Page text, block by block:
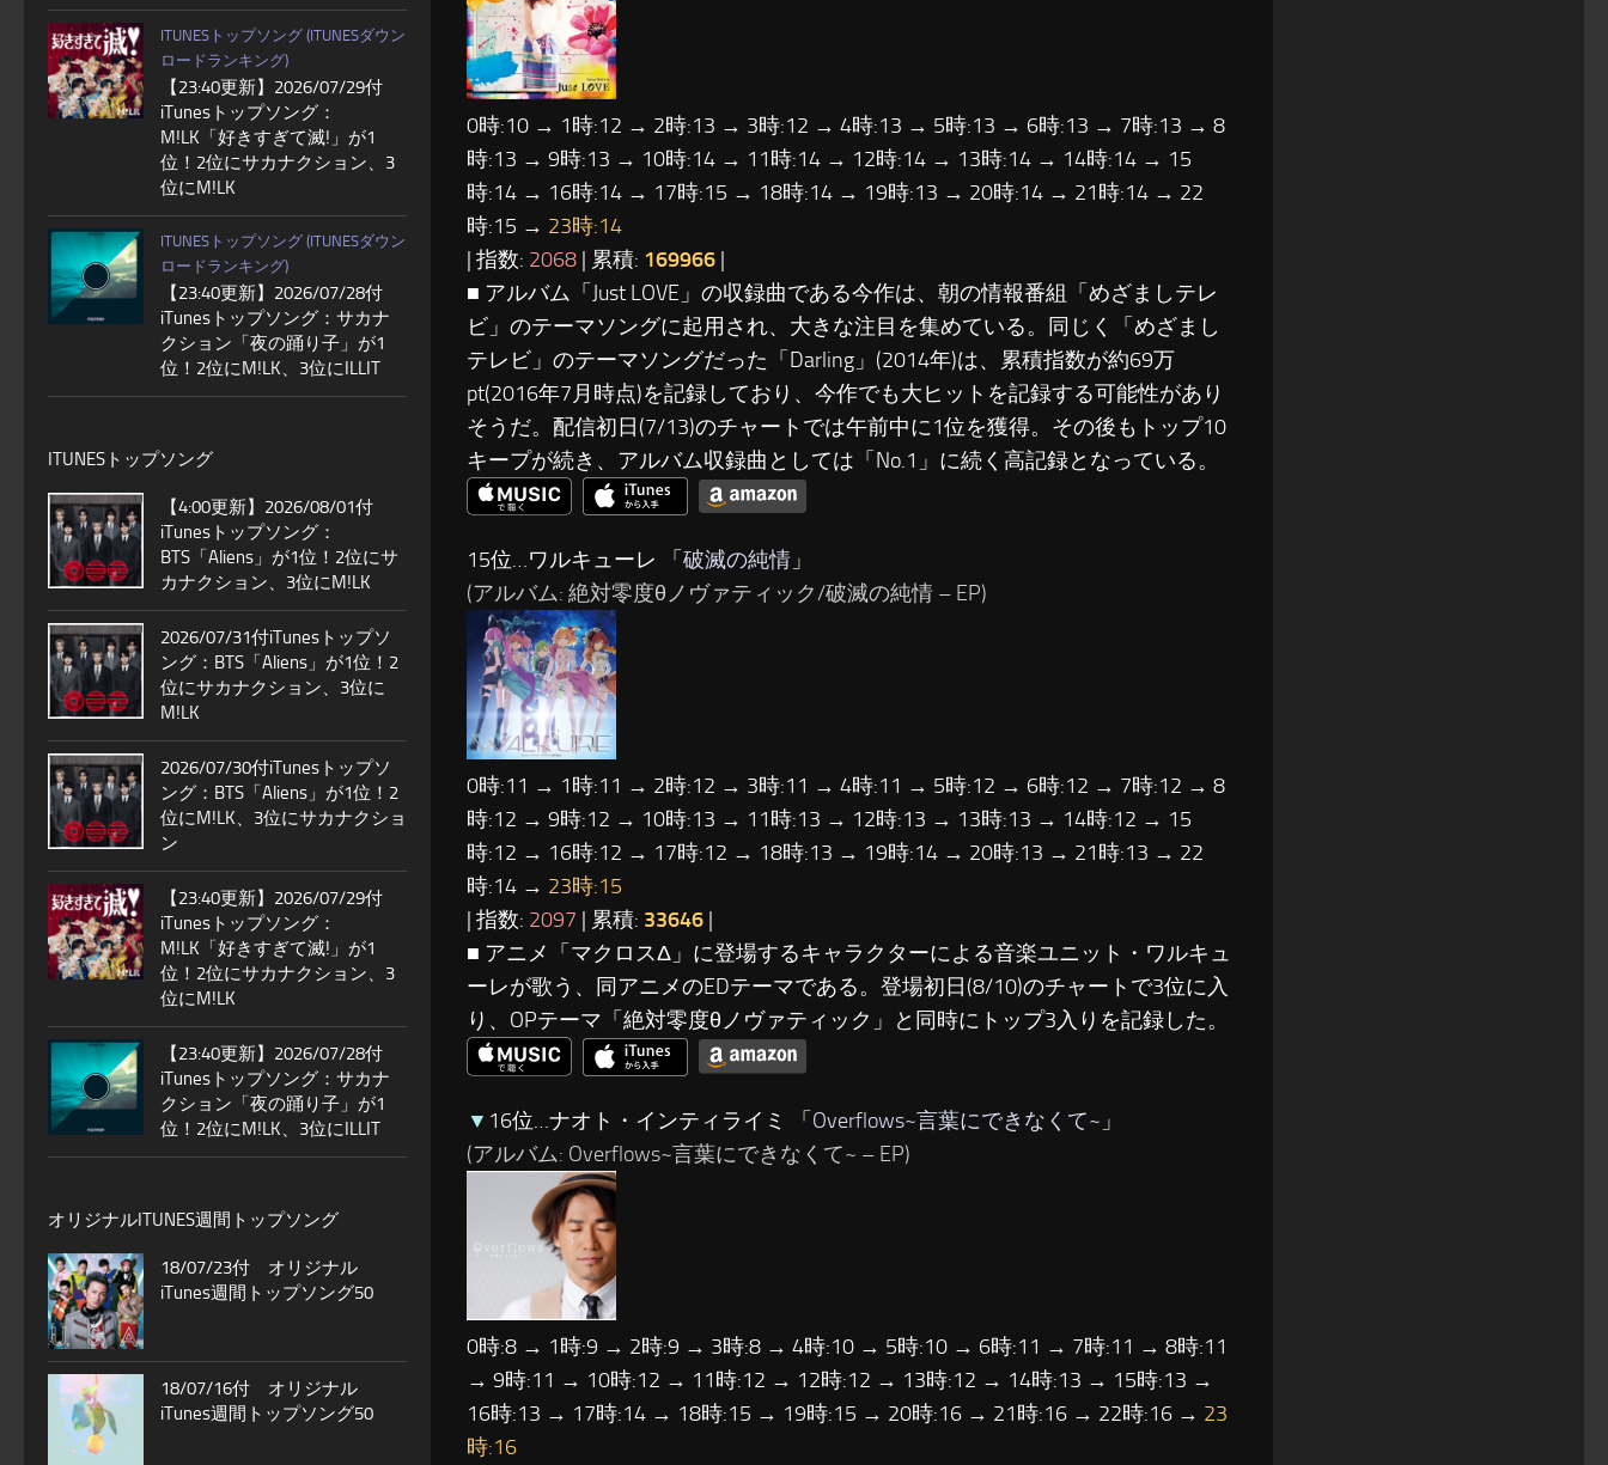
0時:10 → 1時:12 → 2時:13 → 3時:12 → 4時:13 → 5時:13 → 6時:13 → 7時:13 → 8
時:13 → 9時:13 → 10時:14 → 11時:14 → 12時:14 → 13時:14 → 14時:14 → 15
時:14 → 16時:14 → 17時:15 → 18時:14 → 19時:13 → 20時:14 → 21時:14 → 22
時:15 → 23時:14
| 指数: 2068 | 累積: 169966 |
■ アルバム「Just LOVE」の収録曲である今作は、朝の情報番組「めざましテレ
ビ」のテーマソングに起用され、大きな注目を集めている。同じく「めざまし
テレビ」のテーマソングだった「Darling」(2014年)は、累積指数が約69万
pt(2016年7月時点)を記録しており、今作でも大ヒットを記録する可能性があり
そうだ。配信初日(7/13)のチャートでは午前中に1位を獲得。その後もトップ10
キープが続き、アルバム収録曲としては「No.1」に続く高記録となっている。
15位…ワルキューレ 「 破滅の純情 」
(アルバム: 絶対零度θノヴァティック/破滅の純情 – EP)
0時:11 → 1時:11 → 2時:12 → 3時:11 → 4時:11 → 5時:12 → 6時:12 → 7時:12 → 8
時:12 → 9時:12 → 10時:13 → 11時:13 → 12時:13 → 13時:13 → 14時:12 → 15
時:12 → 16時:12 → 17時:12 → 18時:13 → 19時:14 → 20時:13 → 21時:13 → 22
時:14 → 23時:15
| 指数: 2097 | 累積: 33646 |
■ アニメ「マクロスΔ」に登場するキャラクターによる音楽ユニット・ワルキュ
ーレが歌う、同アニメのEDテーマである。登場初日(8/10)のチャートで3位に入
り、OPテーマ「絶対零度θノヴァティック」と同時にトップ3入りを記録した。
▼ 16位…ナオト・インティライミ 「Overflows~言葉にできなくて~ 」
(アルバム: Overflows~言葉にできなくて~ – EP)
0時:8 → 1時:9 → 2時:9 → 3時:8 → 4時:10 → 5時:10 → 6時:11 → 7時:11 → 8時:11
→ 9時:11 → 10時:12 → 11時:12 → 12時:12 → 13時:12 → 14時:13 → 15時:13 →
16時:13 → 17時:14 → 18時:15 → 19時:15 → 20時:16 → 21時:16 → 22時:16 → 23
時:16
ITUNESトップソング (ITUNESダウン
ロードランキング)
【23:40更新】2026/07/29付
iTunesトップソング：
M!LK「好きすぎて滅!」が1
位！2位にサカナクション、3
位にM!LK
ITUNESトップソング (ITUNESダウン
ロードランキング)
【23:40更新】2026/07/28付
iTunesトップソング：サカナ
クション「夜の踊り子」が1
位！2位にM!LK、3位にILLIT
ITUNESトップソング
【4:00更新】2026/08/01付
iTunesトップソング：
BTS「Aliens」が1位！2位にサ
カナクション、3位にM!LK
2026/07/31付iTunesトップソ
ング：BTS「Aliens」が1位！2
位にサカナクション、3位に
M!LK
2026/07/30付iTunesトップソ
ング：BTS「Aliens」が1位！2
位にM!LK、3位にサカナクショ
ン
【23:40更新】2026/07/29付
iTunesトップソング：
M!LK「好きすぎて滅!」が1
位！2位にサカナクション、3
位にM!LK
【23:40更新】2026/07/28付
iTunesトップソング：サカナ
クション「夜の踊り子」が1
位！2位にM!LK、3位にILLIT
オリジナルITUNES週間トップソング
18/07/23付 オリジナル
iTunes週間トップソング50
18/07/16付 オリジナル
iTunes週間トップソング50